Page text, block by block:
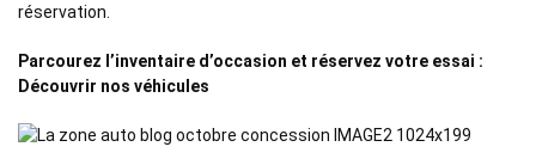
réservation.
Parcourez l’inventaire d’occasion et réservez votre essai :
Découvrir nos véhicules